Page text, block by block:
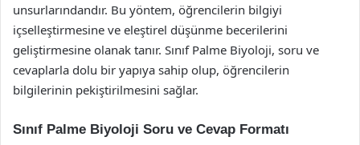
unsurlarındandır. Bu yöntem, öğrencilerin bilgiyi
içselleştirmesine ve eleştirel düşünme becerilerini
geliştirmesine olanak tanır. Sınıf Palme Biyoloji, soru ve
cevaplarla dolu bir yapıya sahip olup, öğrencilerin
bilgilerinin pekiştirilmesini sağlar.
Sınıf Palme Biyoloji Soru ve Cevap Formatı